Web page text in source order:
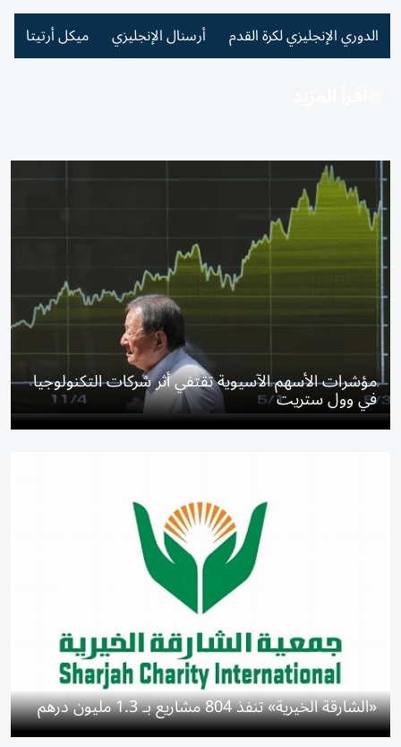
الدوري الإنجليزي لكرة القدم أرسنال الإنجليزي ميكل أرتيتا
مؤشرات الأسهم الآسيوية تقتفي أثر شركات التكنولوجيا
في وول ستريت
«الشارقة الخيرية» تنفذ 804 مشاريع بـ 1.3 مليون درهم